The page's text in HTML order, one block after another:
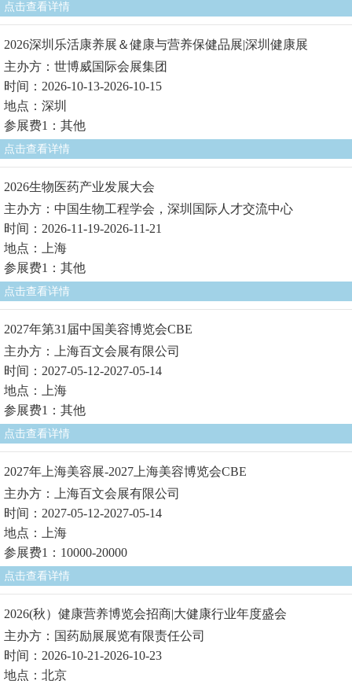
点击查看详情
2026深圳乐活康养展＆健康与营养保健品展|深圳健康展
主办方：世博威国际会展集团
时间：2026-10-13-2026-10-15
地点：深圳
参展费1：其他
点击查看详情
2026生物医药产业发展大会
主办方：中国生物工程学会，深圳国际人才交流中心
时间：2026-11-19-2026-11-21
地点：上海
参展费1：其他
点击查看详情
2027年第31届中国美容博览会CBE
主办方：上海百文会展有限公司
时间：2027-05-12-2027-05-14
地点：上海
参展费1：其他
点击查看详情
2027年上海美容展-2027上海美容博览会CBE
主办方：上海百文会展有限公司
时间：2027-05-12-2027-05-14
地点：上海
参展费1：10000-20000
点击查看详情
2026(秋）健康营养博览会招商|大健康行业年度盛会
主办方：国药励展展览有限责任公司
时间：2026-10-21-2026-10-23
地点：北京